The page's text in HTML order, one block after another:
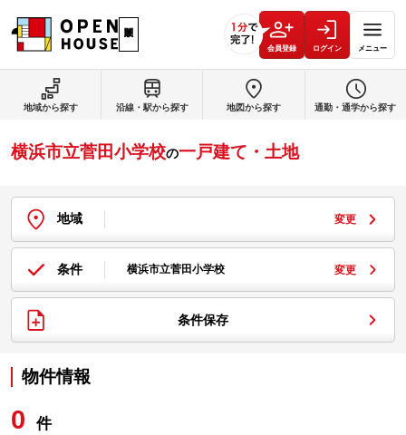
会員登録 ログイン メニュー
横浜市立菅田小学校の一戸建て・土地
地域 変更
条件 横浜市立菅田小学校 変更
条件保存
物件情報
0 件
地域から探す 沿線・駅から探す 地図から探す 通勤・通学から探す